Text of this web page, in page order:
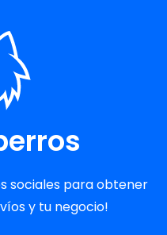
sociales para obtener
y tu negocio!